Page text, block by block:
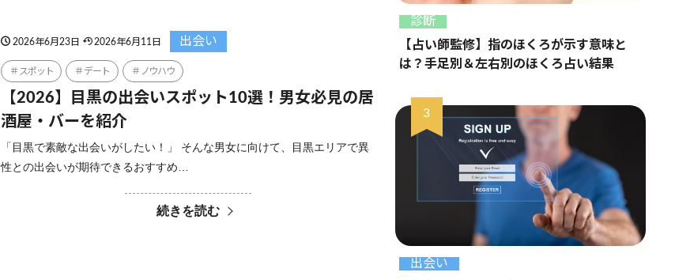
2026年6月23日 2026年6月11日 出会い
スポット デート ノウハウ
【2026】目黒の出会いスポット10選！男女必見の居
酒屋・バーを紹介
「目黒で素敵な出会いがしたい！」 そんな男女に向けて、目黒エリアで異
性との出会いが期待できるおすすめ…
続きを読む
診断
【占い師監修】指のほくろが示す意味と
は？手足別＆左右別のほくろ占い結果
出会い